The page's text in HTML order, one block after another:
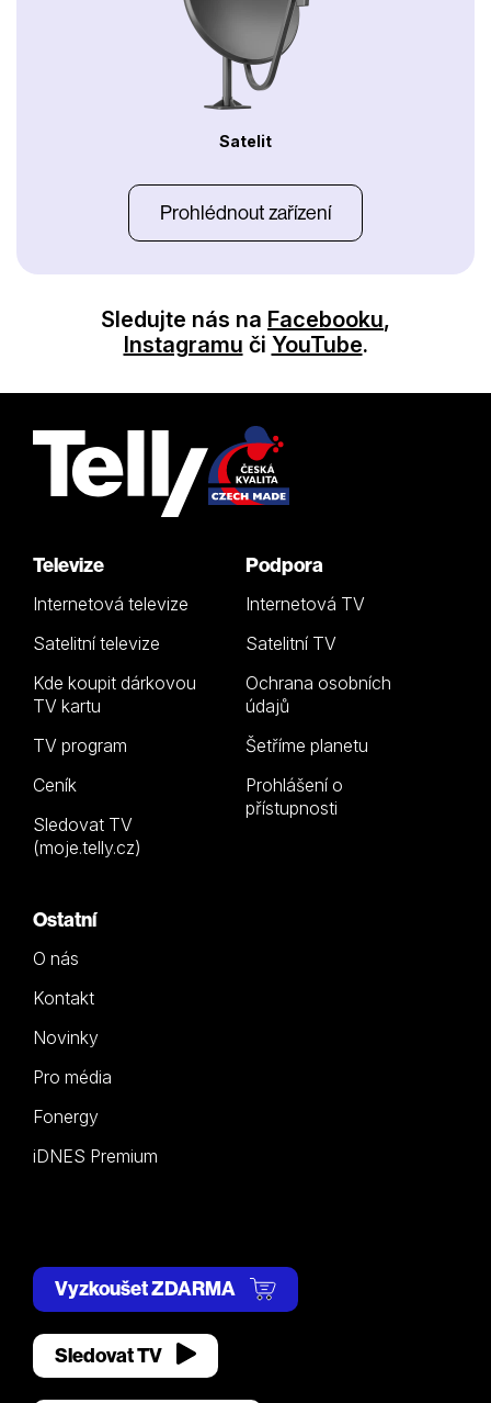
Satelit
Prohlédnout zařízení
Sledujte nás na Facebooku,
Instagramu či YouTube.
Televize
Internetová televize
Satelitní televize
Kde koupit dárkovou
TV kartu
TV program
Ceník
Sledovat TV
(moje.telly.cz)
Podpora
Internetová TV
Satelitní TV
Ochrana osobních
údajů
Šetříme planetu
Prohlášení o
přístupnosti
Ostatní
O nás
Kontakt
Novinky
Pro média
Fonergy
iDNES Premium
Vyzkoušet ZDARMA
Sledovat TV